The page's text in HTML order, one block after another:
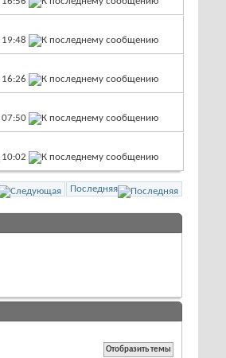
19:48
16:26
07:50
10:02
Последняя